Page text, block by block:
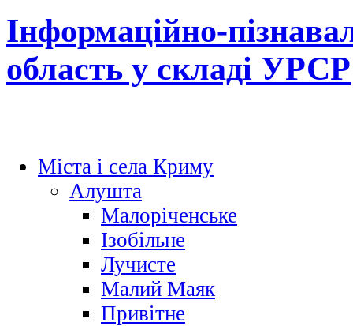
Інформаційно-
область у складі УРСР
Міста і села Криму
Алушта
Малоріченське
Ізобільне
Лучисте
Малий Маяк
Привітне